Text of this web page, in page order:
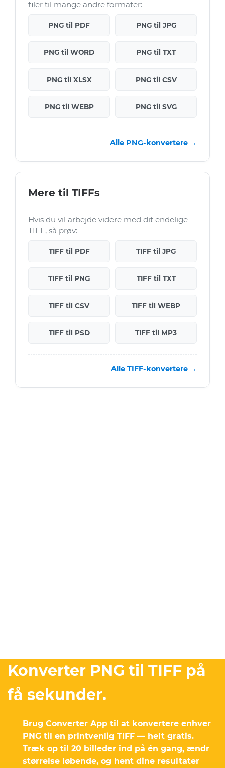
filer til mange andre formater:
PNG til PDF PNG til JPG
PNG til WORD PNG til TXT
PNG til XLSX PNG til CSV
PNG til WEBP PNG til SVG
Alle PNG-konvertere →
Mere til TIFFs
Hvis du vil arbejde videre med dit endelige
TIFF, så prøv:
TIFF til PDF TIFF til JPG
TIFF til PNG TIFF til TXT
TIFF til CSV TIFF til WEBP
TIFF til PSD TIFF til MP3
Alle TIFF-konvertere →
Konverter PNG til TIFF på
få sekunder.
Brug Converter App til at konvertere enhver
PNG til en printvenlig TIFF — helt gratis.
Træk op til 20 billeder ind på én gang, ændr
størrelse løbende, og hent dine resultater